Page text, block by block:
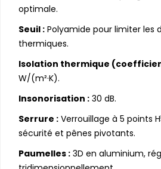
optimale.
Seuil : Polyamide pour limiter les
thermiques.
Isolation thermique
W/(m²·K).
Insonorisation : 30 dB.
Serrure : Verrouillage à 5 points
sécurité et pênes pivotants.
Paumelles : 3D en aluminium,